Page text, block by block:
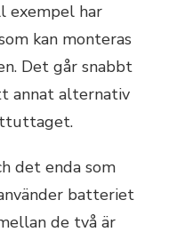
exempel har
kan monteras
Det går snabbt
annat alternativ
det enda som
batteriet
de två är